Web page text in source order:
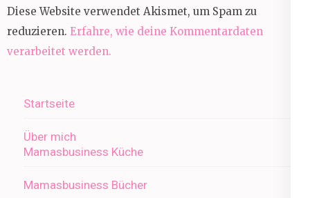
Diese Website verwendet Akismet, um Spam zu
reduzieren. Erfahre, wie deine Kommentardaten
verarbeitet werden.
Startseite
Über mich
Mamasbusiness Küche
Mamasbusiness Bücher